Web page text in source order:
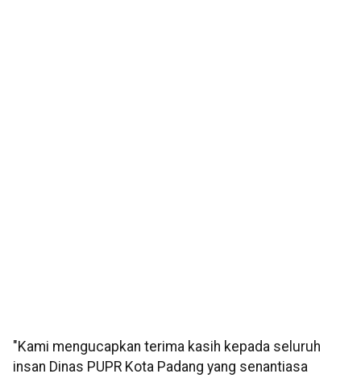
"Kami mengucapkan terima kasih kepada seluruh
insan Dinas PUPR Kota Padang yang senantiasa